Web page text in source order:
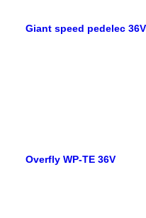
Giant speed pedelec 36V
Overfly WP-TE 36V